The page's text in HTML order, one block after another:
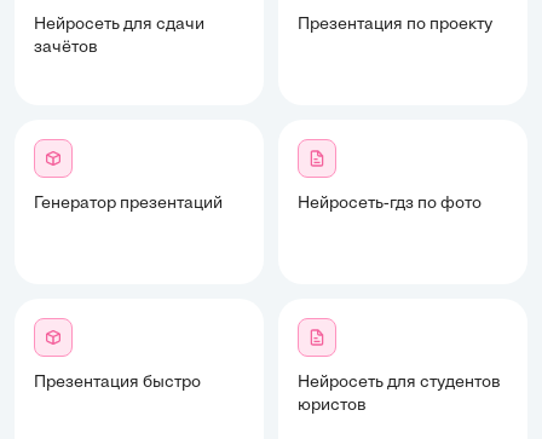
Нейросеть для сдачи
зачётов
Презентация по проекту
Генератор презентаций Нейросеть-гдз по фото
Презентация быстро
Нейросеть для студентов
юристов